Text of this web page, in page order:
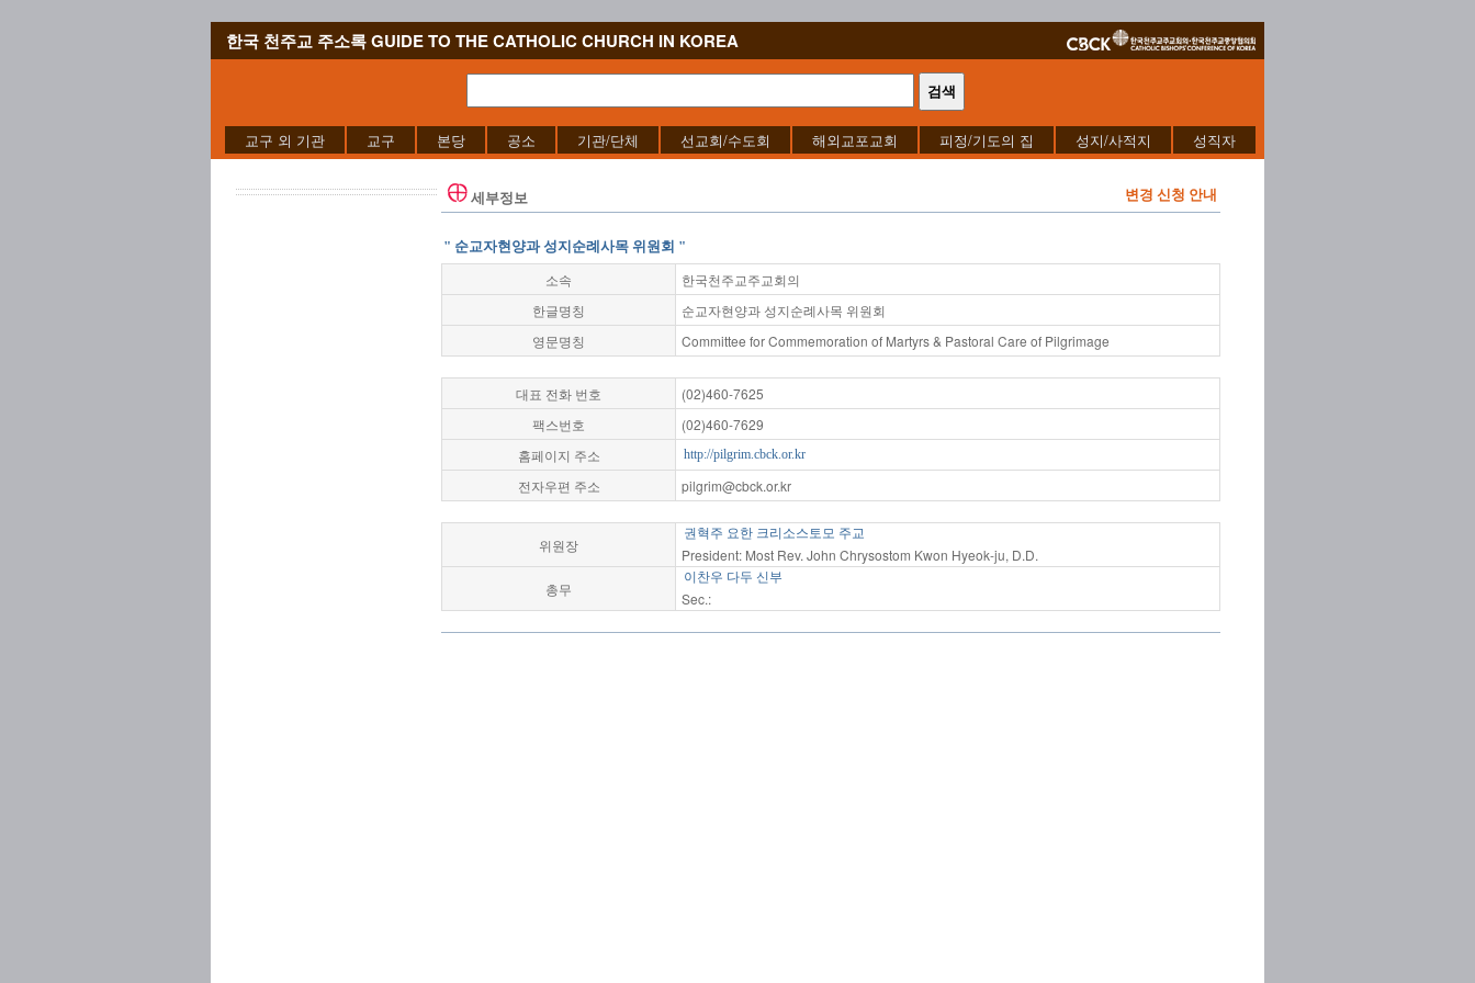
한국 천주교 주소록 GUIDE TO THE CATHOLIC CHURCH IN KOREA
교구 외 기관 교구 본당 공소 기관/단체 선교회/수도회 해외교포교회 피정/기도의 집 성지/사적지 성직자
세부정보 변경 신청 안내
" 순교자현양과 성지순례사목 위원회 "
소속
한국천주교주교회의
한글명칭
순교자현양과 성지순례사목 위원회
영문명칭
Committee for Commemoration of Martyrs & Pastoral Care of Pilgrimage
대표 전화 번호
(02)460-7625
팩스번호
(02)460-7629
홈페이지 주소
http://pilgrim.cbck.or.kr
전자우편 주소 pilgrim@cbck.or.kr
위원장
권혁주 요한 크리소스토모 주교
President: Most Rev. John Chrysostom Kwon Hyeok-ju, D.D.
총무
이찬우 다두 신부
Sec.: